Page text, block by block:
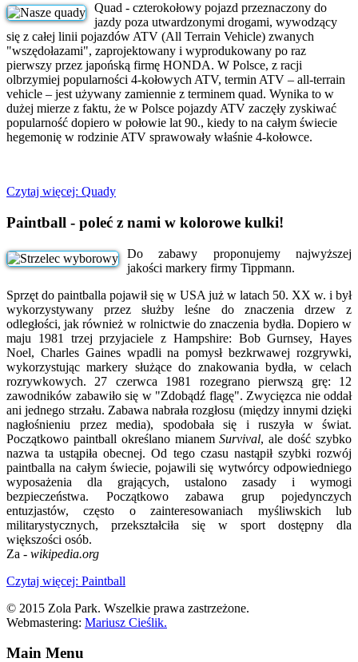
Quad - czterokołowy pojazd przeznaczony do
jazdy poza utwardzonymi drogami, wywodzący
się z całej linii pojazdów ATV (All Terrain Vehicle) zwanych
"wszędołazami", zaprojektowany i wyprodukowany po raz
pierwszy przez japońską firmę HONDA. W Polsce, z racji
olbrzymiej popularności 4-kołowych ATV, termin ATV – all-terrain
vehicle – jest używany zamiennie z terminem quad. Wynika to w
dużej mierze z faktu, że w Polsce pojazdy ATV zaczęły zyskiwać
popularność dopiero w połowie lat 90., kiedy to na całym świecie
hegemonię w rodzinie ATV sprawowały właśnie 4-kołowce.
Czytaj więcej: Quady
Paintball - poleć z nami w kolorowe kulki!
Do zabawy proponujemy najwyższej
jakości markery firmy Tippmann.
Sprzęt do paintballa pojawił się w USA już w latach 50. XX w. i był
wykorzystywany przez służby leśne do znaczenia drzew z
odległości, jak również w rolnictwie do znaczenia bydła. Dopiero w
maju 1981 trzej przyjaciele z Hampshire: Bob Gurnsey, Hayes
Noel, Charles Gaines wpadli na pomysł bezkrwawej rozgrywki,
wykorzystując markery służące do znakowania bydła, w celach
rozrywkowych. 27 czerwca 1981 rozegrano pierwszą grę: 12
zawodników zabawiło się w "Zdobądź flagę". Zwycięzca nie oddał
ani jednego strzału. Zabawa nabrała rozgłosu (między innymi dzięki
nagłośnieniu przez media), spodobała się i ruszyła w świat.
Początkowo paintball określano mianemSurvival, ale dość szybko
nazwa ta ustąpiła obecnej. Od tego czasu nastąpił szybki rozwój
paintballa na całym świecie, pojawili się wytwórcy odpowiedniego
wyposażenia dla grających, ustalono zasady i wymogi
bezpieczeństwa. Początkowo zabawa grup pojedynczych
entuzjastów, często o zainteresowaniach myśliwskich lub
militarystycznych, przekształciła się w sport dostępny dla
większości osób.
Za - wikipedia.org
Czytaj więcej: Paintball
© 2015 Zola Park. Wszelkie prawa zastrzeżone.
Webmastering: Mariusz Cieślik.
Main Menu